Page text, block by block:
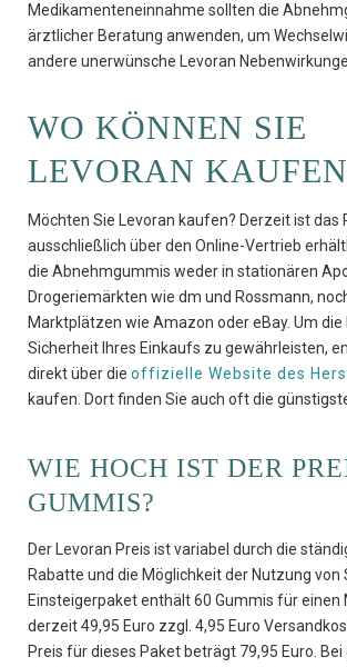
Medikamenteneinnahme sollten die
ärztlicher Beratung anwenden, um
andere unerwünsche Levoran
WO KÖNNEN SIE
LEVORAN
Möchten Sie Levoran kaufen? Derzeit ist das
ausschließlich über den Online-Vertrieb
die Abnehmgummis weder in stationären
Drogeriemärkten wie dm und Rossmann,
Marktplätzen wie Amazon oder eBay. Um die
Sicherheit Ihres Einkaufs zu gewährleisten,
direkt über die offizielle Website des
kaufen. Dort finden Sie auch oft die
WIE HOCH IST DER
GUMMIS?
Der Levoran Preis ist variabel durch die
Rabatte und die Möglichkeit der Nutzung von
Einsteigerpaket enthält 60 Gummis für einen
derzeit 49,95 Euro zzgl. 4,95 Euro
Preis für dieses Paket beträgt 79,95 Euro.